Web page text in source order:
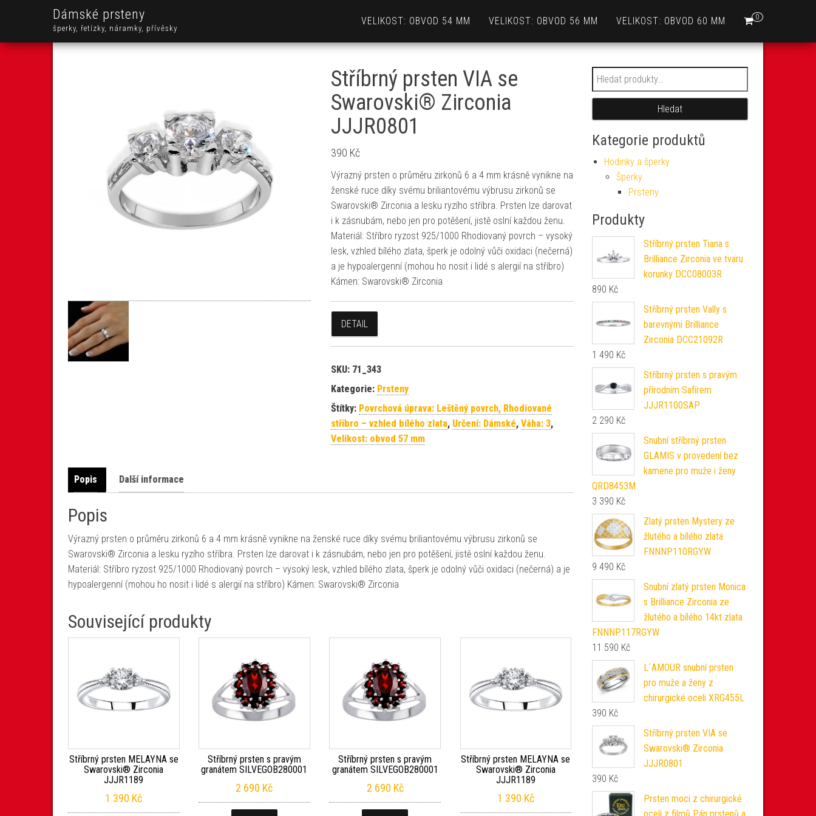
Dámské prsteny
šperky, řetízky, náramky, přívěsky
0
VELIKOST: OBVOD 54 MM VELIKOST: OBVOD 56 MM VELIKOST: OBVOD 60 MM
Stříbrný prsten VIA se
Swarovski® Zirconia
JJJR0801
390 Kč
Výrazný prsten o průměru zirkonů 6 a 4 mm krásně vynikne na
ženské ruce díky svému briliantovému výbrusu zirkonů se
Swarovski® Zirconia a lesku ryzího stříbra. Prsten lze darovat
i k zásnubám, nebo jen pro potěšení, jistě oslní každou ženu.
Materiál: Stříbro ryzost 925/1000 Rhodiovaný povrch – vysoký
lesk, vzhled bílého zlata, šperk je odolný vůči oxidaci (nečerná)
a je hypoalergenní (mohou ho nosit i lidé s alergií na stříbro)
Kámen: Swarovski® Zirconia
DETAIL
SKU: 71_343
Kategorie: Prsteny
Štítky: Povrchová úprava: Leštěný povrch, Rhodiované
stříbro – vzhled bílého zlata, Určení: Dámské, Váha: 3,
Velikost: obvod 57 mm
Popis Další informace
Popis
Výrazný prsten o průměru zirkonů 6 a 4 mm krásně vynikne na ženské ruce díky svému briliantovému výbrusu zirkonů se
Swarovski® Zirconia a lesku ryzího stříbra. Prsten lze darovat i k zásnubám, nebo jen pro potěšení, jistě oslní každou ženu.
Materiál: Stříbro ryzost 925/1000 Rhodiovaný povrch – vysoký lesk, vzhled bílého zlata, šperk je odolný vůči oxidaci (nečerná) a je
hypoalergenní (mohou ho nosit i lidé s alergií na stříbro) Kámen: Swarovski® Zirconia
Související produkty
Stříbrný prsten MELAYNA se
Swarovski® Zirconia
JJJR1189
1 390 Kč
Stříbrný prsten s pravým
granátem SILVEGOB280001
2 690 Kč
Stříbrný prsten s pravým
granátem SILVEGOB280001
2 690 Kč
Stříbrný prsten MELAYNA se
Swarovski® Zirconia
JJJR1189
1 390 Kč
Hledat:
Hledat
Kategorie produktů
Hodinky a šperky
Šperky
Prsteny
Produkty
Stříbrný prsten Tiana s
Brilliance Zirconia ve tvaru
korunky DCC08003R
890 Kč
Stříbrný prsten Vally s
barevnými Brilliance
Zirconia DCC21092R
1 490 Kč
Stříbrný prsten s pravým
přírodním Safírem
JJJR1100SAP
2 290 Kč
Snubní stříbrný prsten
GLAMIS v provedení bez
kamene pro muže i ženy
QRD8453M
3 390 Kč
Zlatý prsten Mystery ze
žlutého a bílého zlata
FNNNP110RGYW
9 490 Kč
Snubní zlatý prsten Monica
s Brilliance Zirconia ze
žlutého a bílého 14kt zlata
FNNNP117RGYW
11 590 Kč
L´AMOUR snubní prsten
pro muže a ženy z
chirurgické oceli XRG455L
390 Kč
Stříbrný prsten VIA se
Swarovski® Zirconia
JJJR0801
390 Kč
Prsten moci z chirurgické